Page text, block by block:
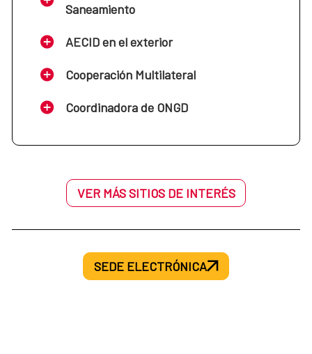
Saneamiento
AECID en el exterior
Cooperación Multilateral
Coordinadora de ONGD
VER MÁS SITIOS DE INTERÉS
SEDE ELECTRÓNICA